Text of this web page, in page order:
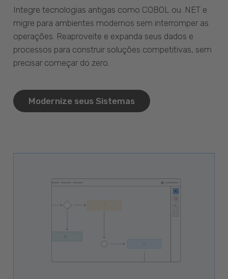
Integre tecnologias antigas como COBOL ou .NET e
migre para ambientes modernos sem interromper as
operações. Reaproveite e expanda seus dados e
processos para construir soluções competitivas, sem
precisar começar do zero.
Modernize seus Sistemas